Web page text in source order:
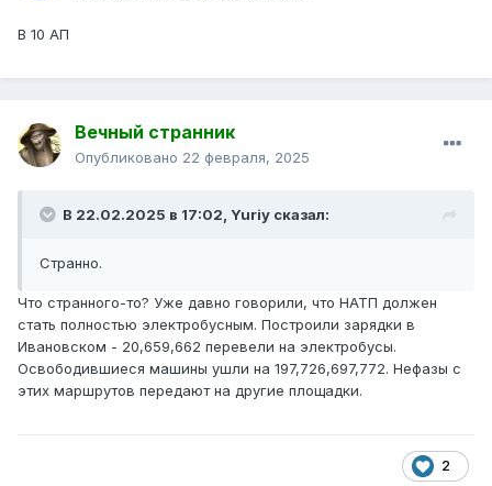
В 10 АП
Вечный странник
Опубликовано 22 февраля, 2025
В 22.02.2025 в 17:02, Yuriy сказал:
Странно.
Что странного-то? Уже давно говорили, что НАТП должен
стать полностью электробусным. Построили зарядки в
Ивановском - 20,659,662 перевели на электробусы.
Освободившиеся машины ушли на 197,726,697,772. Нефазы с
этих маршрутов передают на другие площадки.
2